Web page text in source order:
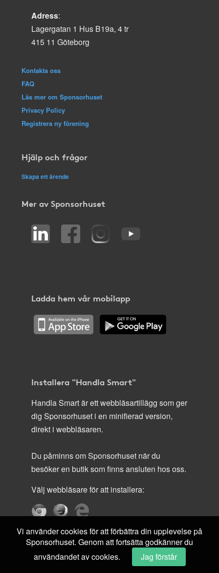
Adress:
Lagergatan 1 Hus B19a, 4 tr
415 11 Göteborg
Kontakta oss
FAQ
Läs mer om Sponsorhuset
Privacy Policy
Registrera ny förening
Hjälp och frågor
Skapa ett ärende
Mer av Sponsorhuset
Ladda hem vår mobilapp
Installera "Handla Smart"
Handla Smart är ett webbläsartillägg som ger
dig Sponsorhuset i en minifierad version,
direkt i webbläsaren.
Du påminns om Sponsorhuset när du
besöker en butik som finns ansluten hos oss.
Välj webbläsare för att installera:
Vi använder cookies för att förbättra din upplevelse på
Sponsorhuset. Genom att fortsätta godkänner du
användandet av cookies.
Jag förstår